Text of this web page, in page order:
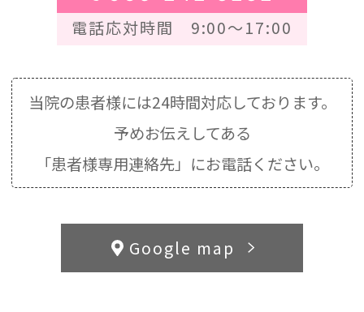
電話応対時間 9:00～17:00
当院の患者様には24時間対応しております。
予めお伝えしてある
「患者様専用連絡先」にお電話ください。
Google map